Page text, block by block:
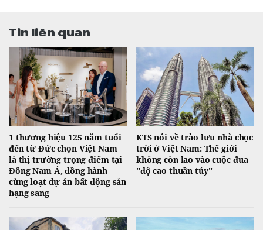
Tin liên quan
1 thương hiệu 125 năm tuổi
đến từ Đức chọn Việt Nam
là thị trường trọng điểm tại
Đông Nam Á, đồng hành
cùng loạt dự án bất động sản
hạng sang
KTS nói về trào lưu nhà chọc
trời ở Việt Nam: Thế giới
không còn lao vào cuộc đua
"độ cao thuần túy"